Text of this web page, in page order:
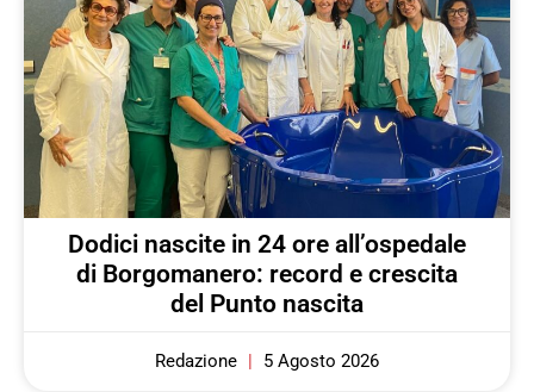
Dodici nascite in 24 ore all’ospedale
di Borgomanero: record e crescita
del Punto nascita
Redazione 5 Agosto 2026